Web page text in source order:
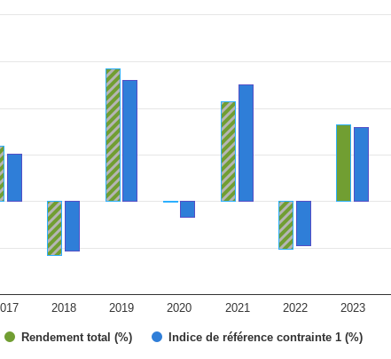
Rendement total (%) Indice de référence contrainte 1 (%)
2018 2019 2020 2021 2022 2023